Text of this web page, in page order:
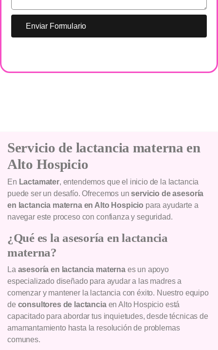
Enviar Formulario
Servicio de lactancia materna en
Alto Hospicio
En Lactamater, entendemos que el inicio de la lactancia
puede ser un desafío. Ofrecemos unservicio de asesoría
en lactancia materna en Alto Hospicio para ayudarte a
navegar este proceso con confianza y seguridad.
¿Qué es la asesoría en lactancia
materna?
La asesoría en lactancia maternaes un apoyo
especializado diseñado para ayudar a las madres a
comenzar y mantener la lactancia con éxito. Nuestro equipo
de consultores de lactanciaen Alto Hospicio está
capacitado para abordar tus inquietudes, desde técnicas de
amamantamiento hasta la resolución de problemas
comunes.